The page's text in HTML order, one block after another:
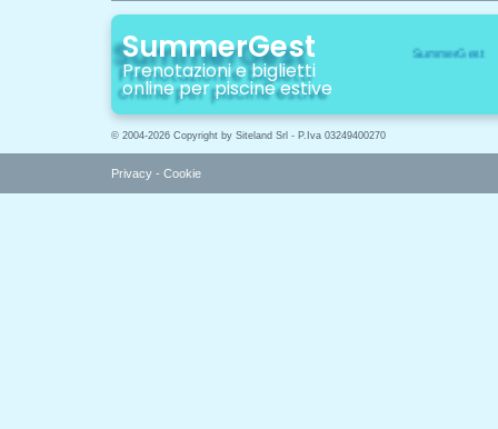
SummerGest
Prenotazioni e biglietti
online per piscine estive
© 2004-2026 Copyright by Siteland Srl - P.Iva 03249400270
Privacy - Cookie